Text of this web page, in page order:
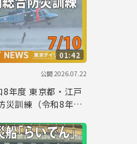
01:42
公開2026.07.22
8年度 東京都・江戸
災訓練（令和8年7